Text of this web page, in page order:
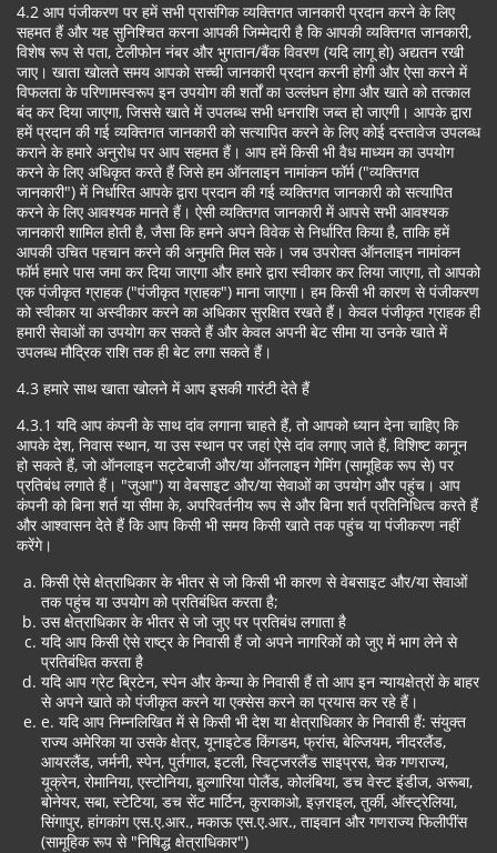
4.2 आप पंजीकरण पर हमें सभी प्रासंगिक व्यक्तिगत जानकारी प्रदान करने के लिए
सहमत हैं और यह सुनिश्चित करना आपकी जिम्मेदारी है कि आपकी व्यक्तिगत जानकारी,
विशेष रूप से पता, टेलीफोन नंबर और भुगतान/बैंक विवरण (यदि लागू हो) अद्यतन रखी
जाए। खाता खोलते समय आपको सच्ची जानकारी प्रदान करनी होगी और ऐसा करने में
विफलता के परिणामस्वरूप इन उपयोग की शर्तों का उल्लंघन होगा और खाते को तत्काल
बंद कर दिया जाएगा, जिससे खाते में उपलब्ध सभी धनराशि जब्त हो जाएगी। आपके द्वारा
हमें प्रदान की गई व्यक्तिगत जानकारी को सत्यापित करने के लिए कोई दस्तावेज उपलब्ध
कराने के हमारे अनुरोध पर आप सहमत हैं। आप हमें किसी भी वैध माध्यम का उपयोग
करने के लिए अधिकृत करते हैं जिसे हम ऑनलाइन नामांकन फॉर्म ("व्यक्तिगत
जानकारी") में निर्धारित आपके द्वारा प्रदान की गई व्यक्तिगत जानकारी को सत्यापित
करने के लिए आवश्यक मानते हैं। ऐसी व्यक्तिगत जानकारी में आपसे सभी आवश्यक
जानकारी शामिल होती है, जैसा कि हमने अपने विवेक से निर्धारित किया है, ताकि हमें
आपकी उचित पहचान करने की अनुमति मिल सके। जब उपरोक्त ऑनलाइन नामांकन
फॉर्म हमारे पास जमा कर दिया जाएगा और हमारे द्वारा स्वीकार कर लिया जाएगा, तो आपको
एक पंजीकृत ग्राहक ("पंजीकृत ग्राहक") माना जाएगा। हम किसी भी कारण से पंजीकरण
को स्वीकार या अस्वीकार करने का अधिकार सुरक्षित रखते हैं। केवल पंजीकृत ग्राहक ही
हमारी सेवाओं का उपयोग कर सकते हैं और केवल अपनी बेट सीमा या उनके खाते में
उपलब्ध मौद्रिक राशि तक ही बेट लगा सकते हैं।
4.3 हमारे साथ खाता खोलने में आप इसकी गारंटी देते हैं
4.3.1 यदि आप कंपनी के साथ दांव लगाना चाहते हैं, तो आपको ध्यान देना चाहिए कि
आपके देश, निवास स्थान, या उस स्थान पर जहां ऐसे दांव लगाए जाते हैं, विशिष्ट कानून
हो सकते हैं, जो ऑनलाइन सट्टेबाजी और/या ऑनलाइन गेमिंग (सामूहिक रूप से) पर
प्रतिबंध लगाते हैं। "जुआ") या वेबसाइट और/या सेवाओं का उपयोग और पहुंच। आप
कंपनी को बिना शर्त या सीमा के, अपरिवर्तनीय रूप से और बिना शर्त प्रतिनिधित्व करते हैं
और आश्वासन देते हैं कि आप किसी भी समय किसी खाते तक पहुंच या पंजीकरण नहीं
करेंगे।
किसी ऐसे क्षेत्राधिकार के भीतर से जो किसी भी कारण से वेबसाइट और/या सेवाओं
तक पहुंच या उपयोग को प्रतिबंधित करता है;
उस क्षेत्राधिकार के भीतर से जो जुए पर प्रतिबंध लगाता है
यदि आप किसी ऐसे राष्ट्र के निवासी हैं जो अपने नागरिकों को जुए में भाग लेने से
प्रतिबंधित करता है
यदि आप ग्रेट ब्रिटेन, स्पेन और केन्या के निवासी हैं तो आप इन न्यायक्षेत्रों के बाहर
से अपने खाते को पंजीकृत करने या एक्सेस करने का प्रयास कर रहे हैं।
e. यदि आप निम्नलिखित में से किसी भी देश या क्षेत्राधिकार के निवासी हैं: संयुक्त
राज्य अमेरिका या उसके क्षेत्र, यूनाइटेड किंगडम, फ्रांस, बेल्जियम, नीदरलैंड,
आयरलैंड, जर्मनी, स्पेन, पुर्तगाल, इटली, स्विट्जरलैंड साइप्रस, चेक गणराज्य,
यूक्रेन, रोमानिया, एस्टोनिया, बुल्गारिया पोलैंड, कोलंबिया, डच वेस्ट इंडीज, अरूबा,
बोनेयर, सबा, स्टेटिया, डच सेंट मार्टिन, कुराकाओ, इज़राइल, तुर्की, ऑस्ट्रेलिया,
सिंगापुर, हांगकांग एस.ए.आर., मकाऊ एस.ए.आर., ताइवान और गणराज्य फिलीपींस
(सामूहिक रूप से "निषिद्ध क्षेत्राधिकार")